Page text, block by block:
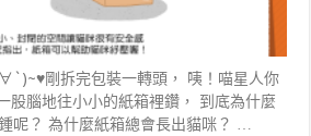
剛拆完包裝一轉頭， 咦！喵星人你
股腦地往小小的紙箱裡鑽， 到底為什麼
呢？ 為什麼紙箱總會長出貓咪？ …